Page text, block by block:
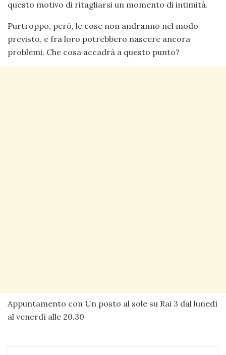
questo motivo di ritagliarsi un momento di intimità.
Purtroppo, però, le cose non andranno nel modo
previsto, e fra loro potrebbero nascere ancora
problemi. Che cosa accadrà a questo punto?
Appuntamento con Un posto al sole su Rai 3 dal lunedì
al venerdì alle 20.30